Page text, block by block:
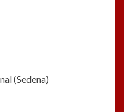
(Sedena)